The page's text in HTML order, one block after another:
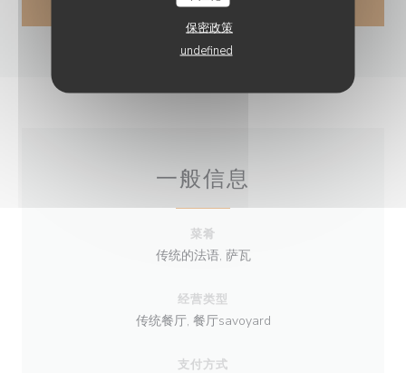
保密政策
undefined
一般信息
菜肴
传统的法语, 萨瓦
经营类型
传统餐厅, 餐厅savoyard
支付方式